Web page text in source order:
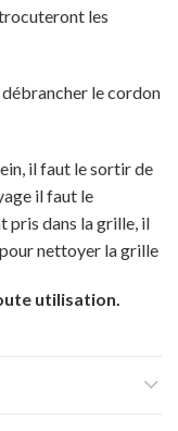
les
le cordon
il faut le sortir de
il faut le
pris dans la grille, il
nettoyer la grille
utilisation.